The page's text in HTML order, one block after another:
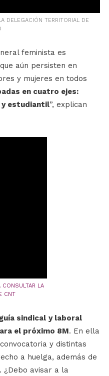
DELEGACIÓN TERRITORIAL DE
feminista es
aún persisten en
y mujeres en todos
en cuatro ejes:
y estudiantil”, explican
CONSULTAR LA
CNT
guía sindical y laboral
el próximo 8M. En ella
y distintas
a huelga, además de
¿Debo avisar a la